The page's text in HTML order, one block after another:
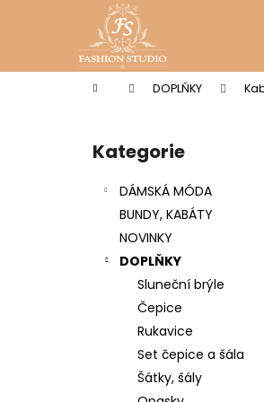
Domů DOPLŇKY
Přeskočit
kategorie
Kategorie
DÁMSKÁ MÓDA
BUNDY, KABÁTY
NOVINKY
DOPLŇKY
Sluneční brýle
Čepice
Rukavice
Set čepice a šála
Šátky, šály
í
Zpět
do
Zpět
do